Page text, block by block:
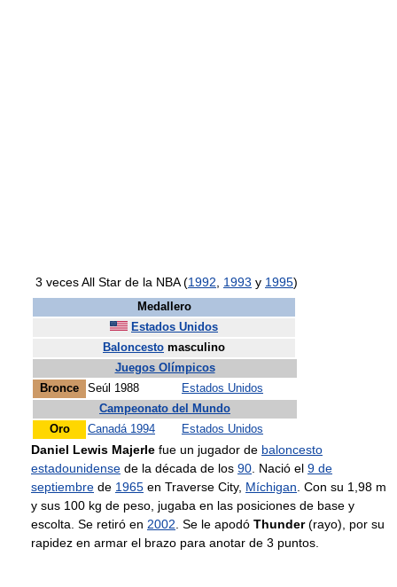
3 veces All Star de la NBA (1992 1993 y 1995)
Medallero
Estados Unidos
Baloncesto masculino
Juegos Olímpicos
Bronce
Seúl 1988
Estados Unidos
Campeonato del Mundo
Oro
Canadá 1994 Estados Unidos
Daniel Lewis Majerle fue un jugador de baloncesto
estadounidense de la década de los 90 . Nació el 9 de
septiembre de 1965 en Traverse City, Míchigan . Con su 1,98 m
y sus 100 kg de peso, jugaba en las posiciones de base y
escolta. Se retiró en 2002 . Se le apodó Thunder(rayo), por su
rapidez en armar el brazo para anotar de 3 puntos.